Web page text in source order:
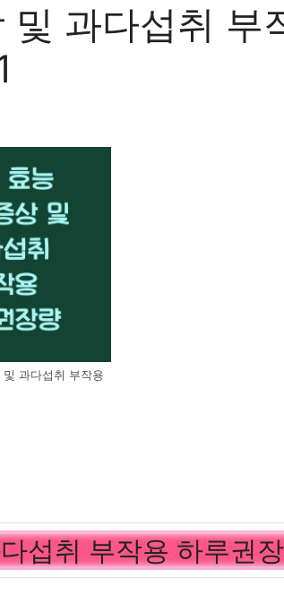
및 과다섭취 부
과다섭취 부작용
섭취 부작용 하루권